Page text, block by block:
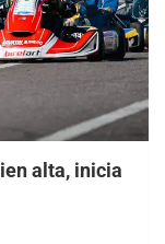
alta, inicia